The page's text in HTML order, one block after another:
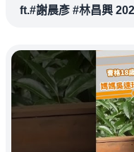
ft.#謝晨彥 #林昌興